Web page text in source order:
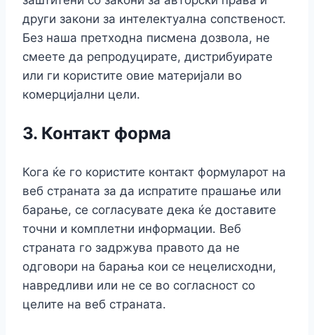
други закони за интелектуална сопственост.
Без наша претходна писмена дозвола, не
смеете да репродуцирате, дистрибуирате
или ги користите овие материјали во
комерцијални цели.
3. Контакт форма
Кога ќе го користите контакт формуларот на
веб страната за да испратите прашање или
барање, се согласувате дека ќе доставите
точни и комплетни информации. Веб
страната го задржува правото да не
одговори на барања кои се нецелисходни,
навредливи или не се во согласност со
целите на веб страната.